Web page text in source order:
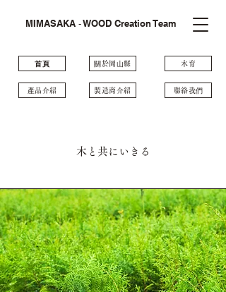
MIMASAKA ‐ WOOD Creation Team
⾸⾴
產品介紹
關於岡⼭縣
製造商介紹
木育
聯絡我們
木と共にいきる